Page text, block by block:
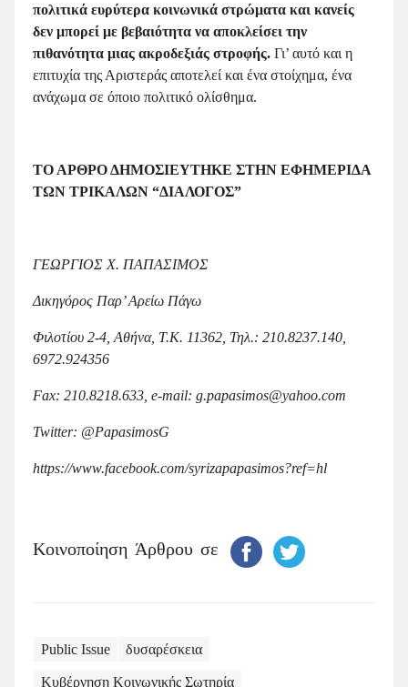
πολιτικά ευρύτερα κοινωνικά στρώματα και κανείς
δεν μπορεί με βεβαιότητα να αποκλείσει την
πιθανότητα μιας ακροδεξιάς στροφής. Γι’ αυτό και η
επιτυχία της Αριστεράς αποτελεί και ένα στοίχημα, ένα
ανάχωμα σε όποιο πολιτικό ολίσθημα.
ΤΟ ΑΡΘΡΟ ΔΗΜΟΣΙΕΥΤΗΚΕ ΣΤΗΝ ΕΦΗΜΕΡΙΔΑ
ΤΩΝ ΤΡΙΚΑΛΩΝ “ΔΙΑΛΟΓΟΣ”
ΓΕΩΡΓΙΟΣ Χ. ΠΑΠΑΣΙΜΟΣ
Δικηγόρος Παρ’ Αρείω Πάγω
Φιλοτίου 2-4, Αθήνα, Τ.Κ. 11362, Τηλ.: 210.8237.140,
6972.924356
Fax: 210.8218.633, e-mail: g.papasimos@yahoo.com
Twitter: @PapasimosG
https://www.facebook.com/syrizapapasimos?ref=hl
Κοινοποίηση Άρθρου σε
Public Issue δυσαρέσκεια
Κυβέρνηση Κοινωνικής Σωτηρία